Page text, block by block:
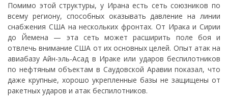
Помимо этой структуры, у Ирана есть сеть союзников по
всему региону, способных оказывать давление на линии
снабжения США на нескольких фронтах. От Ирака и Сирии
до Йемена — эта сеть может расширить поле боя и
отвлечь внимание США от их основных целей. Опыт атак на
авиабазу Айн-эль-Асад в Ираке или ударов беспилотников
по нефтяным объектам в Саудовской Аравии показал, что
даже крупные, хорошо укрепленные базы не защищены от
ракетных ударов и атак беспилотников.